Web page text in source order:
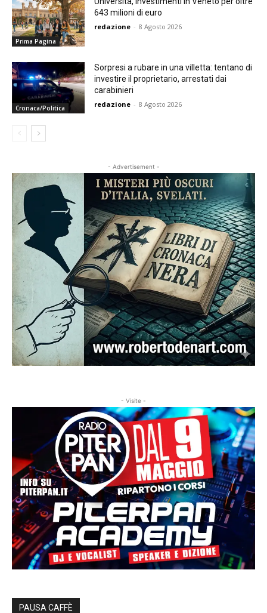
Prima Pagina
643 milioni di euro
redazione - 8 Agosto 2026
Cronaca/Politica
Sorpresi a rubare in una villetta: tentano di
investire il proprietario, arrestati dai
carabinieri
redazione - 8 Agosto 2026
- Advertisement -
- Visite -
PAUSA CAFFÈ